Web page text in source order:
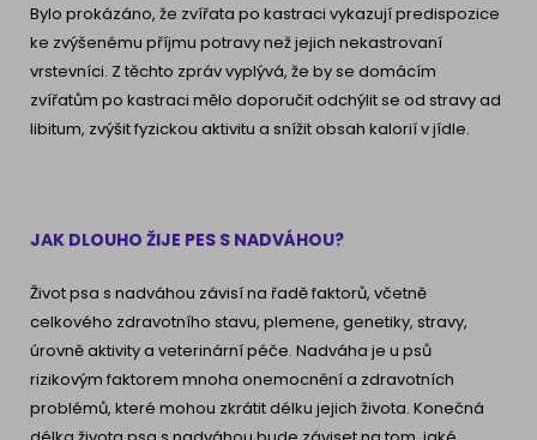
Bylo prokázáno, že zvířata po kastraci vykazují predispozice
ke zvýšenému příjmu potravy než jejich nekastrovaní
vrstevníci. Z těchto zpráv vyplývá, že by se domácím
zvířatům po kastraci mělo doporučit odchýlit se od stravy ad
libitum, zvýšit fyzickou aktivitu a snížit obsah kalorií v jídle.
JAK DLOUHO ŽIJE PES S NADVÁHOU?
Život psa s nadváhou závisí na řadě faktorů, včetně
celkového zdravotního stavu, plemene, genetiky, stravy,
úrovně aktivity a veterinární péče. Nadváha je u psů
rizikovým faktorem mnoha onemocnění a zdravotních
problémů, které mohou zkrátit délku jejich života. Konečná